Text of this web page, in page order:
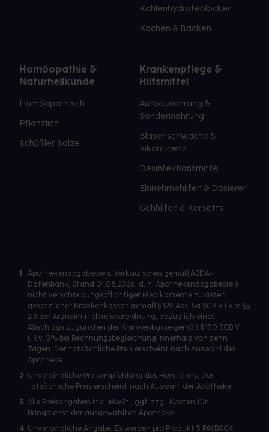
Kohlenhydrateblocker
Kochen & Backen
Homöopathie &
Naturheilkunde
Homöopathisch
Pflanzlich
Schüßler Salze
Krankenpflege &
Hilfsmittel
Aufbaunahrung &
Sondennahrung
Blasenschwäche &
Inkontinenz
Desinfektionsmittel
Einnehmehilfen & Dosierer
Gehhilfen & Korsetts
1
Apothekenabgabepreis: Verkaufspreis gemäß ABDA-
Datenbank, Stand 01.08.2026, d. h. Apothekenabgabepreis
nicht verschreibungspflichtiger Medikamente zulasten
gesetzlicher Krankenkassen gemäß § 129 Abs. 5a SGB V i.V.m §§
2,3 der Arzneimittelpreisverordnung, abzüglich eines
Abschlags zugunsten der Krankenkasse gemäß § 130 SGB V
i.H.v. 5% bei Rechnungsbegleichung innerhalb von zehn
Tagen. Der tatsächliche Preis erscheint nach Auswahl der
Apotheke.
2 Unverbindliche Preisempfehlung des Herstellers. Der
tatsächliche Preis erscheint nach Auswahl der Apotheke.
3 Alle Preisangaben inkl. MwSt., ggf. zzgl. Kosten für
Bringdienst der ausgewählten Apotheke.
4 Unverbindliche Angabe. Es werden pro Produkt 5 PAYBACK